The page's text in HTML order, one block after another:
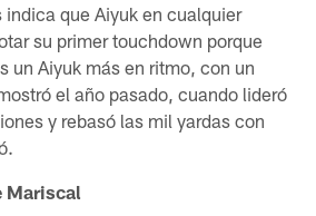
indica que Aiyuk en cualquier
su primer touchdown porque
un Aiyuk más en ritmo, con un
el año pasado, cuando lideró
y rebasó las mil yardas con
Mariscal